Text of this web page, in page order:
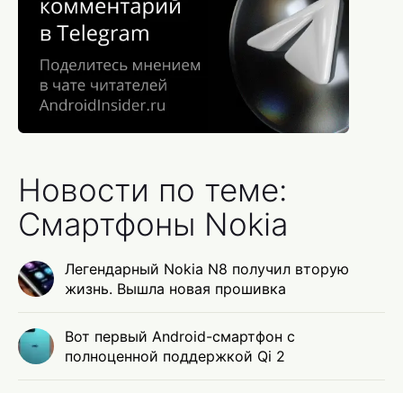
Новости по теме:
Смартфоны Nokia
Легендарный Nokia N8 получил вторую
жизнь. Вышла новая прошивка
Вот первый Android-смартфон с
полноценной поддержкой Qi 2